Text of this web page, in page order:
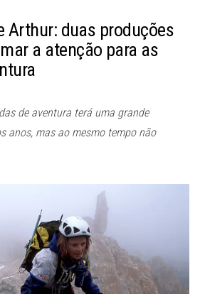
Arthur: duas produções
a atenção para as
de aventura terá uma grande
anos, mas ao mesmo tempo não